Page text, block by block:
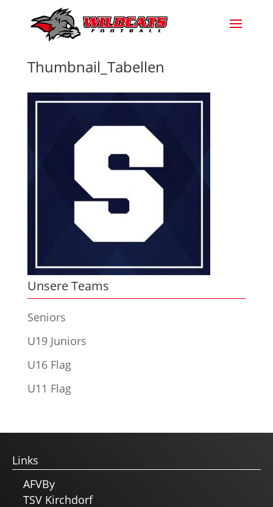
Thumbnail_Tabellen
Unsere Teams
Seniors
U19 Juniors
U16 Flag
U11 Flag
Links
AFVBy
TSV Kirchdorf